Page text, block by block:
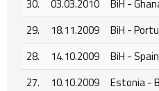
30.
03.03.2010 BiH -
29.
18.11.2009 BiH -
28.
14.10.2009 BiH - Spain
27.
10.10.2009 Estonia -